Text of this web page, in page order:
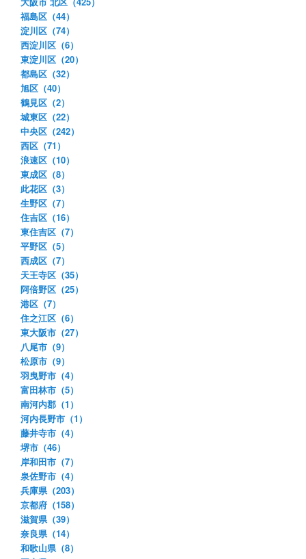
福島区（44）
淀川区（74）
西淀川区（6）
東淀川区（20）
都島区（32）
旭区（40）
鶴見区（2）
城東区（22）
中央区（242）
西区（71）
浪速区（10）
東成区（8）
此花区（3）
生野区（7）
住吉区（16）
東住吉区（7）
平野区（5）
西成区（7）
天王寺区（35）
阿倍野区（25）
港区（7）
住之江区（6）
東大阪市（27）
八尾市（9）
松原市（9）
羽曳野市（4）
富田林市（5）
南河内郡（1）
河内長野市（1）
藤井寺市（4）
堺市（46）
岸和田市（7）
泉佐野市（4）
兵庫県（203）
京都府（158）
滋賀県（39）
奈良県（14）
和歌山県（8）